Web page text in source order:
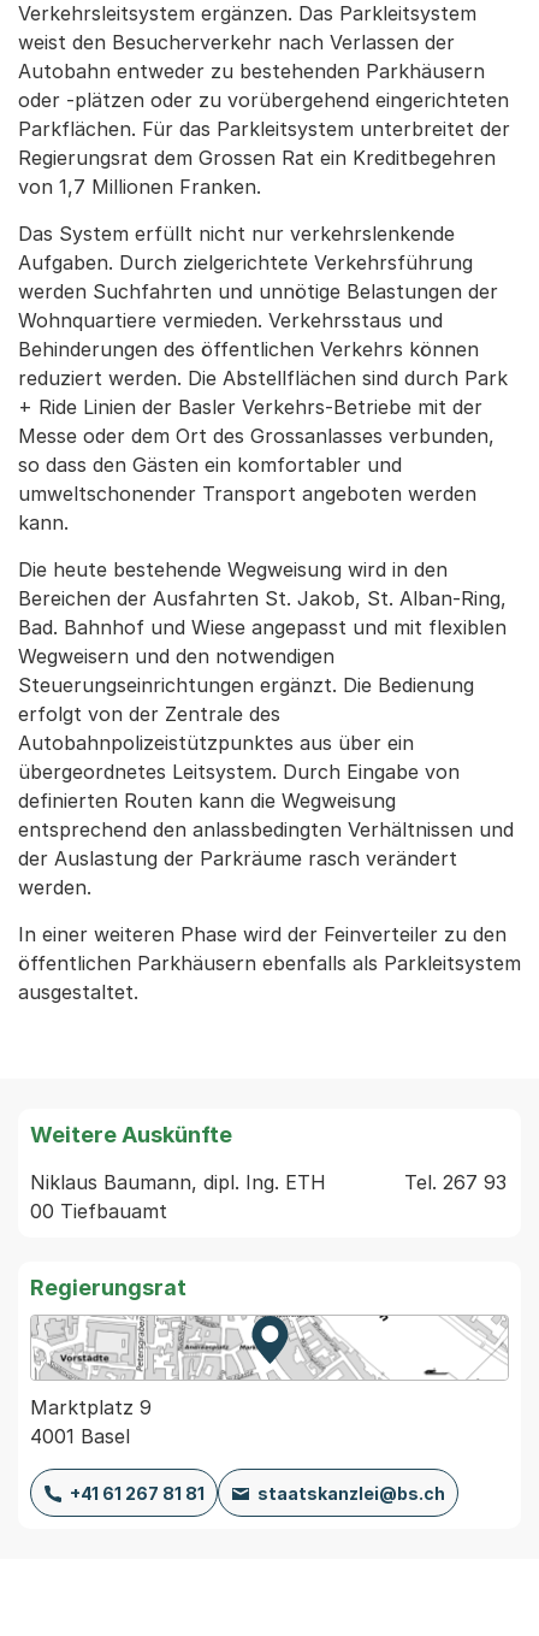
Verkehrsleitsystem ergänzen. Das Parkleitsystem
weist den Besucherverkehr nach Verlassen der
Autobahn entweder zu bestehenden Parkhäusern
oder -plätzen oder zu vorübergehend eingerichteten
Parkflächen. Für das Parkleitsystem unterbreitet der
Regierungsrat dem Grossen Rat ein Kreditbegehren
von 1,7 Millionen Franken.
Das System erfüllt nicht nur verkehrslenkende
Aufgaben. Durch zielgerichtete Verkehrsführung
werden Suchfahrten und unnötige Belastungen der
Wohnquartiere vermieden. Verkehrsstaus und
Behinderungen des öffentlichen Verkehrs können
reduziert werden. Die Abstellflächen sind durch Park
+ Ride Linien der Basler Verkehrs-Betriebe mit der
Messe oder dem Ort des Grossanlasses verbunden,
so dass den Gästen ein komfortabler und
umweltschonender Transport angeboten werden
kann.
Die heute bestehende Wegweisung wird in den
Bereichen der Ausfahrten St. Jakob, St. Alban-Ring,
Bad. Bahnhof und Wiese angepasst und mit flexiblen
Wegweisern und den notwendigen
Steuerungseinrichtungen ergänzt. Die Bedienung
erfolgt von der Zentrale des
Autobahnpolizeistützpunktes aus über ein
übergeordnetes Leitsystem. Durch Eingabe von
definierten Routen kann die Wegweisung
entsprechend den anlassbedingten Verhältnissen und
der Auslastung der Parkräume rasch verändert
werden.
In einer weiteren Phase wird der Feinverteiler zu den
öffentlichen Parkhäusern ebenfalls als Parkleitsystem
ausgestaltet.
Weitere Auskünfte
Niklaus Baumann, dipl. Ing. ETH             Tel. 267 93
Regierungsrat
Zur Karte von MapBS.
Externer Link, wird in einem
Marktplatz 9
4001 Basel
+41 61 267 81 81 staatskanzlei@bs.ch